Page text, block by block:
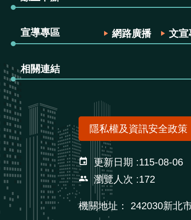
宣導專區 網路廣播 文宣
相關連結
隱私權及資訊安全政策
更新日期
115-08-06
瀏覽人次
172
機關地址：
242030新北